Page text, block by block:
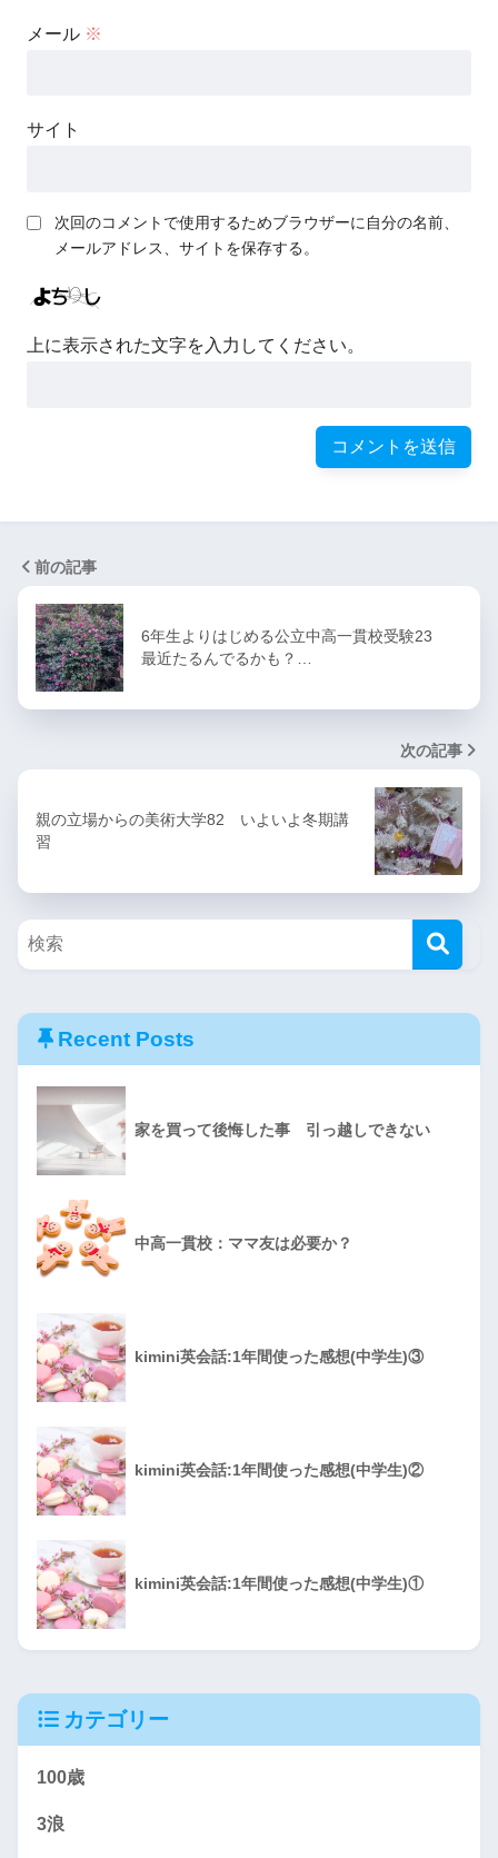
メール ※
サイト
次回のコメントで使用するためブラウザーに自分の名前、
メールアドレス、サイトを保存する。
上に表示された文字を入力してください。
前の記事
6年生よりはじめる公立中高一貫校受験23
最近たるんでるかも？…
次の記事
親の立場からの美術大学82 いよいよ冬期講
習
Recent Posts
家を買って後悔した事 引っ越しできない
中高一貫校：ママ友は必要か？
kimini英会話:1年間使った感想(中学生)③
kimini英会話:1年間使った感想(中学生)②
kimini英会話:1年間使った感想(中学生)①
カテゴリー
100歳
3浪